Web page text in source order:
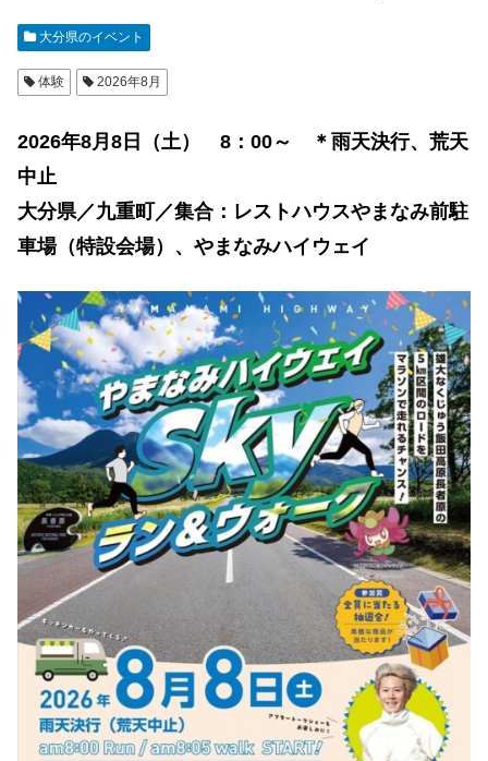
大分県のイベント
体験 2026年8月
2026年8月8日（土） 8：00～ ＊雨天決行、荒天
中止
大分県／九重町／集合：レストハウスやまなみ前駐
車場（特設会場）、やまなみハイウェイ